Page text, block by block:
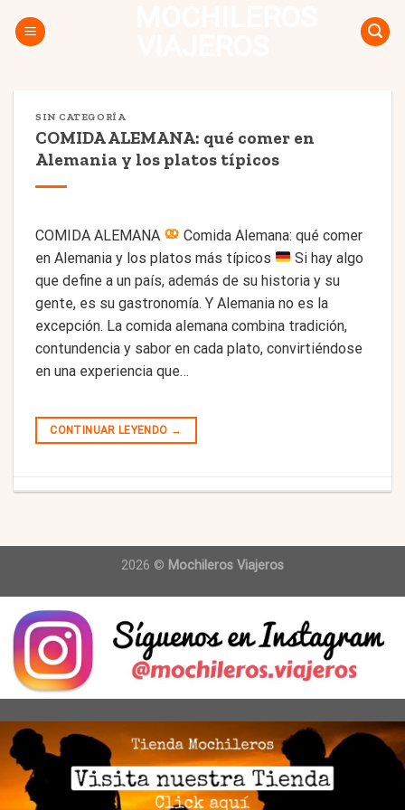
SIN CATEGORÍA
COMIDA ALEMANA: qué comer en
Alemania y los platos típicos
COMIDA ALEMANA
Comida Alemana: qué comer
en Alemania y los platos más típicos
Si hay algo
que define a un país, además de su historia y su
gente, es su gastronomía. Y Alemania no es la
excepción. La comida alemana combina tradición,
contundencia y sabor en cada plato, convirtiéndose
en una experiencia que…
CONTINUAR LEYENDO →
2026 © Mochileros Viajeros